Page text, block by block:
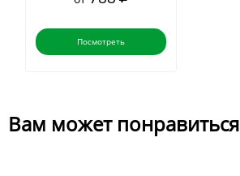
Посмотреть
Вам может понравиться